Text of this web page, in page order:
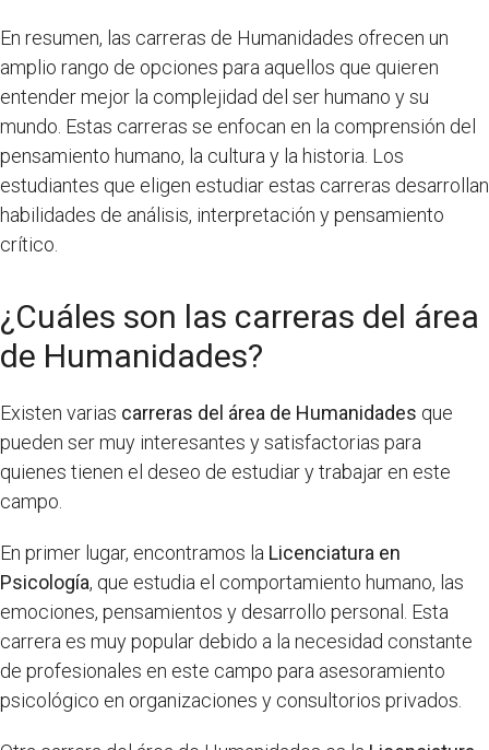
En resumen, las carreras de Humanidades ofrecen un
amplio rango de opciones para aquellos que quieren
entender mejor la complejidad del ser humano y su
mundo. Estas carreras se enfocan en la comprensión del
pensamiento humano, la cultura y la historia. Los
estudiantes que eligen estudiar estas carreras desarrollan
habilidades de análisis, interpretación y pensamiento
crítico.
¿Cuáles son las carreras del área
de Humanidades?
Existen varias carreras del área de Humanidades que
pueden ser muy interesantes y satisfactorias para
quienes tienen el deseo de estudiar y trabajar en este
campo.
En primer lugar, encontramos la Licenciatura en
Psicología, que estudia el comportamiento humano, las
emociones, pensamientos y desarrollo personal. Esta
carrera es muy popular debido a la necesidad constante
de profesionales en este campo para asesoramiento
psicológico en organizaciones y consultorios privados.